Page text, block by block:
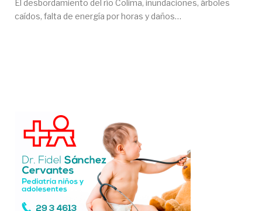
El desbordamiento del río Colima, inundaciones, árboles
caídos, falta de energía por horas y daños…